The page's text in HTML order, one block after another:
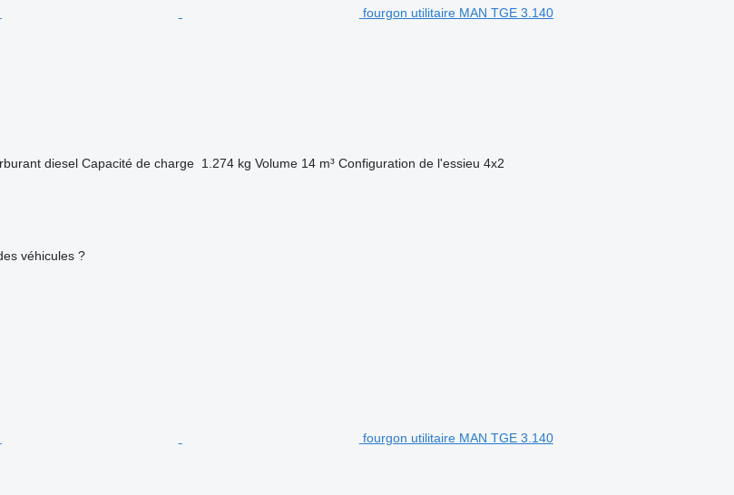
fourgon utilitaire MAN TGE 3.140
diesel Capacité de charge 1.274 kg Volume 14 m³ Configuration de l'essieu 4x2
véhicules ?
fourgon utilitaire MAN TGE 3.140